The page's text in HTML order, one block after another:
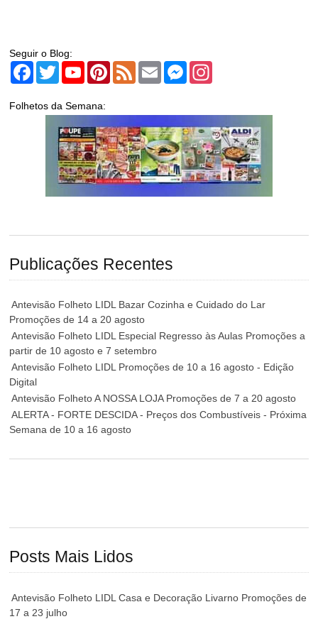
Seguir o Blog:
Facebook
TwitterYouTubePinterest
Feed Email Messenger
Folhetos da Semana:
Publicações Recentes
Antevisão Folheto LIDL Bazar Cozinha e Cuidado do Lar
Promoções de 14 a 20 agosto
Antevisão Folheto LIDL Especial Regresso às Aulas Promoções a
partir de 10 agosto e 7 setembro
Antevisão Folheto LIDL Promoções de 10 a 16 agosto - Edição
Digital
Antevisão Folheto A NOSSA LOJA Promoções de 7 a 20 agosto
ALERTA - FORTE DESCIDA - Preços dos Combustíveis - Próxima
Semana de 10 a 16 agosto
Posts Mais Lidos
Antevisão Folheto LIDL Casa e Decoração Livarno Promoções de
17 a 23 julho